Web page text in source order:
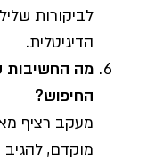
לביקורות
הדיגיטלית.
מה החשיבות
החיפוש?
מעקב רציף
מוקדם,